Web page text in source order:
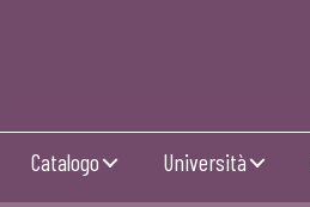
Catalogo Università